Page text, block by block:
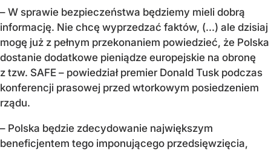
– W sprawie bezpieczeństwa będziemy mieli dobrą
informację. Nie chcę wyprzedzać faktów, (...) ale dzisiaj
mogę już z pełnym przekonaniem powiedzieć, że Polska
dostanie dodatkowe pieniądze europejskie na obronę
z tzw. SAFE – powiedział premier Donald Tusk podczas
konferencji prasowej przed wtorkowym posiedzeniem
rządu.
– Polska będzie zdecydowanie największym
beneficjentem tego imponującego przedsięwzięcia,